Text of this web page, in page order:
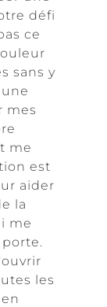
défi
ce
sans y
mes
me
est
aider
la
me
les